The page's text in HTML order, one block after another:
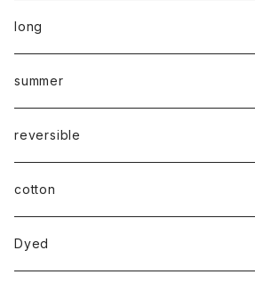
long
summer
reversible
cotton
Dyed